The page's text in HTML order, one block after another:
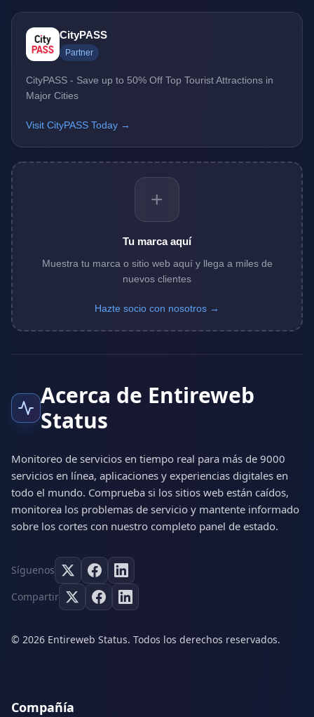
CityPASS
Partner
CityPASS - Save up to 50% Off Top Tourist Attractions in
Major Cities
Visit CityPASS Today →
+
Tu marca aquí
Muestra tu marca o sitio web aquí y llega a miles de
nuevos clientes
Hazte socio con nosotros →
Acerca de Entireweb
Status
Monitoreo de servicios en tiempo real para más de 9000
servicios en línea, aplicaciones y experiencias digitales en
todo el mundo. Comprueba si los sitios web están caídos,
monitorea los problemas de servicio y mantente informado
sobre los cortes con nuestro completo panel de estado.
Síguenos
Compartir
© 2026 Entireweb Status. Todos los derechos reservados.
Compañía